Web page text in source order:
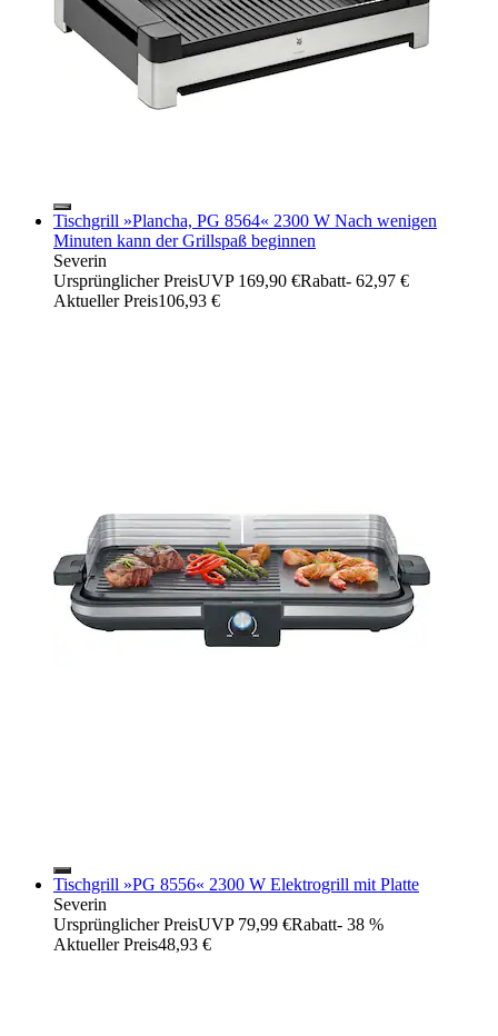
Tischgrill »Plancha, PG 8564« 2300 W Nach wenigen
Minuten kann der Grillspaß beginnen
Severin
Ursprünglicher PreisUVP 169,90 €Rabatt- 62,97 €
Aktueller Preis106,93 €
Tischgrill »PG 8556« 2300 W Elektrogrill mit Platte
Severin
Ursprünglicher PreisUVP 79,99 €Rabatt- 38 %
Aktueller Preis48,93 €